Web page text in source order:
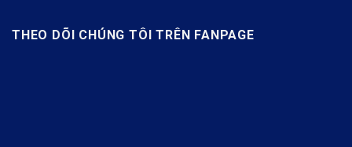
THEO DÕI CHÚNG TÔI TRÊN FANPAGE